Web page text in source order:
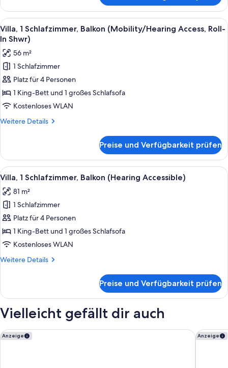
1
Schlafzimmer,
Balkon
(Mobility
Accessible,
Tub)
Alle
Fotos
für
Villa,
Schlafzimmer,
Balkon
(Mobility/Hearing
Access,
Shwr)
anzeigen
Ein Hotelzimmer mit einem großen
5
Villa, 1 Schlafzimmer, Balkon (Mobility/Hearing Access, Roll-
In Shwr)
56 m²
1 Schlafzimmer
Platz für 4 Personen
1 King-Bett und 1 großes Schlafsofa
Kostenloses WLAN
Weitere Details
Weitere
1
Schlafzimmer,
Balkon
Access,
Roll-
In
Shwr)
Preise und Verfügbarkeit prüfen
Alle
Fotos
für
Villa,
1
Schlafzimmer,
Balkon
Accessible)
Ein modernes Hotelzimmer mit
7
Villa, 1 Schlafzimmer, Balkon (Hearing Accessible)
81 m²
1 Schlafzimmer
Platz für 4 Personen
1 King-Bett und 1 großes Schlafsofa
Kostenloses WLAN
Weitere Details
Weitere
1
Balkon
Accessible)
Preise und Verfügbarkeit prüfen
Vielleicht gefällt dir auch
Anzeige
Marriott's Shadow Ridge I-The Villages Anzeige